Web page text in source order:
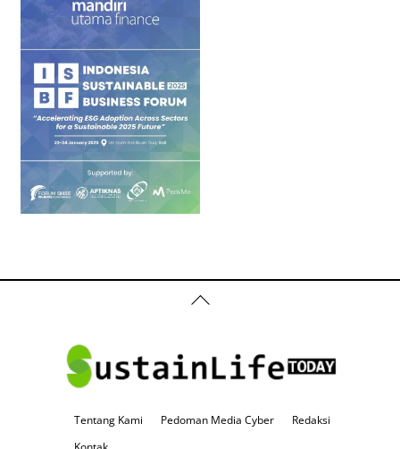
Back
To
Tentang Kami Pedoman Media Cyber
Redaksi